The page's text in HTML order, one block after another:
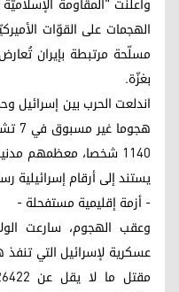
الهجمات على القوّات
مسلّحة مرتبطة بإيران
بغزّة.
اندلعت الحرب بين إسرائيل
1140 شخصا، معظمهم
يستند إلى أرقام إسرائيلية
- أزمة إقليمية مستفحلة -
وعقب الهجوم، سارعت
عسكرية لإسرائيل التي